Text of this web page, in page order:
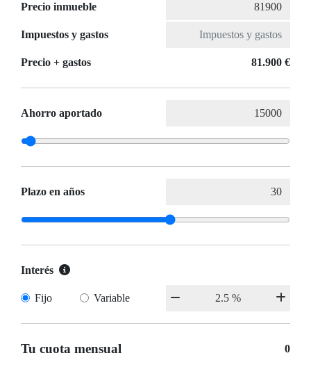
Precio inmueble
Impuestos y gastos
Precio + gastos 81.900 €
Ahorro aportado
Plazo en años
Interés
Fijo Variable
Tu cuota mensual 0